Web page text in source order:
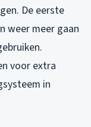
De eerste
weer meer gaan
voor extra
in